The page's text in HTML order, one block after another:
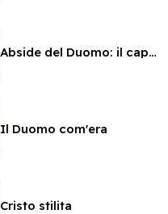
Abside del Duomo: il capolavoro di Fra' Filippo
Il Duomo com'era
Cristo stilita